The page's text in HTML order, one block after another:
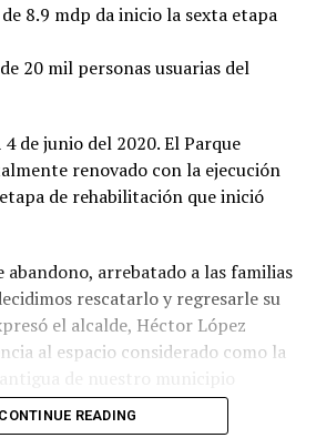
8.9 mdp da inicio la sexta etapa
20 mil personas usuarias del
de junio del 2020. El Parque
renovado con la ejecución
de rehabilitación que inició
abandono, arrebatado a las familias
rescatarlo y regresarle su
el alcalde, Héctor López
al espacio considerado como la
CONTINUE READING